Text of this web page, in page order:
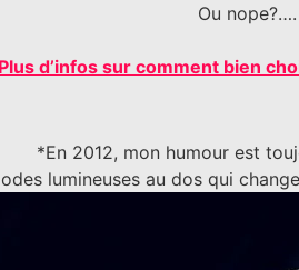
Ou nope?….
d’infos sur comment bien
*En 2012, mon humour est
lumineuses au dos qui